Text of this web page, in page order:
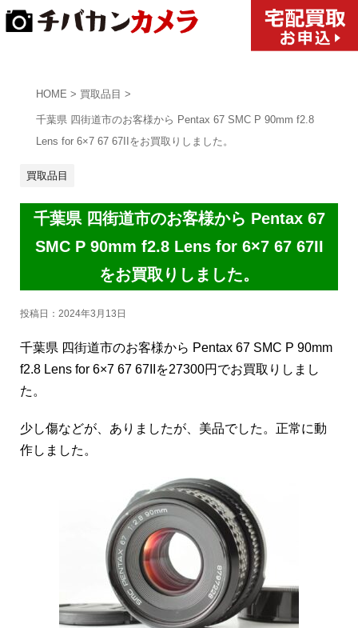
HOME > 買取品目 >
千葉県 四街道市のお客様から Pentax 67 SMC P 90mm f2.8
Lens for 6×7 67 67IIをお買取りしました。
買取品目
千葉県 四街道市のお客様から Pentax 67
SMC P 90mm f2.8 Lens for 6×7 67 67II
をお買取りしました。
投稿日： 2024年3月13日
千葉県 四街道市のお客様から Pentax 67 SMC P 90mm
f2.8 Lens for 6×7 67 67IIを27300円でお買取りしまし
た。
少し傷などが、ありましたが、美品でした。正常に動
作しました。